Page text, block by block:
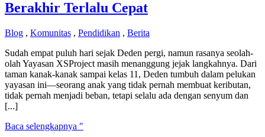
Berakhir Terlalu Cepat
Blog , Komunitas , Pendidikan , Berita
Sudah empat puluh hari sejak Deden pergi, namun rasanya seolah-
olah Yayasan XSProject masih menanggung jejak langkahnya. Dari
taman kanak-kanak sampai kelas 11, Deden tumbuh dalam pelukan
yayasan ini—seorang anak yang tidak pernah membuat keributan,
tidak pernah menjadi beban, tetapi selalu ada dengan senyum dan
[...]
40
Baca selengkapnya "